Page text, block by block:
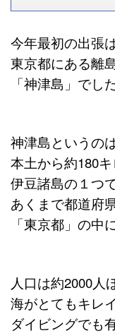
今年最初の出張は
東京都にある離島
「神津島」でした
神津島というのは
本土から約180
伊豆諸島の１つで
あくまで都道府
「東京都」の中
人口は約2000人
海がとてもキレイ
ダイビングでも